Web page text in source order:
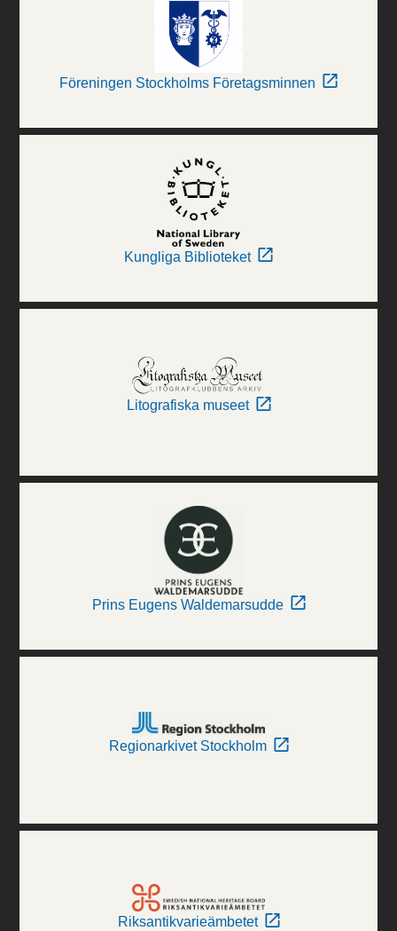
Föreningen Stockholms Företagsminnen
Kungliga Biblioteket
Litografiska museet
Prins Eugens Waldemarsudde
Regionarkivet Stockholm
Riksantikvarieämbetet